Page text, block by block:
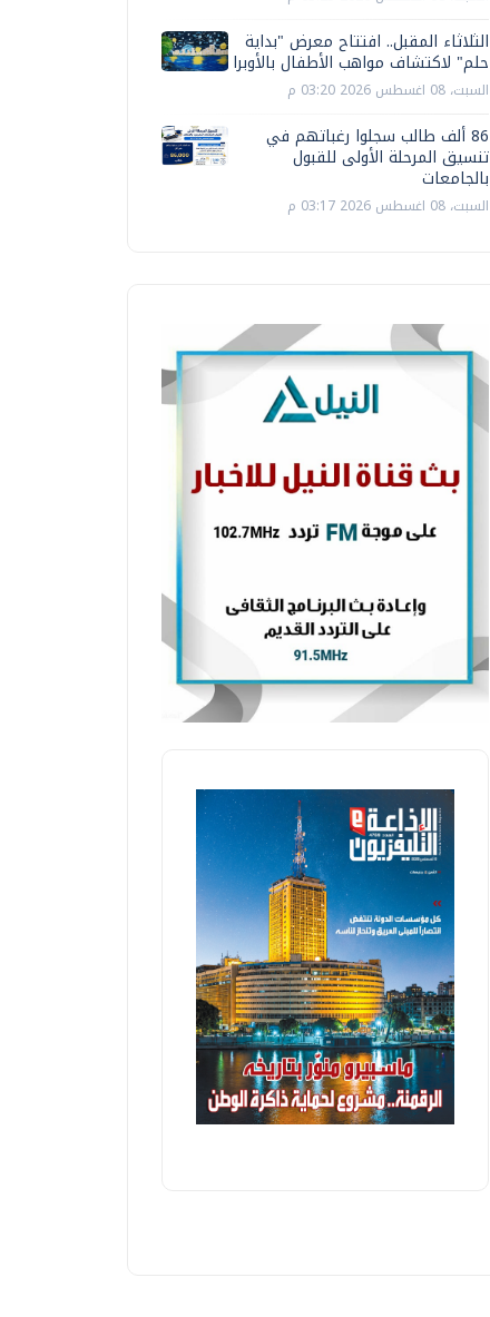
الثلاثاء المقبل.. افتتاح معرض "بداية
حلم" لاكتشاف مواهب الأطفال بالأوبرا
السبت، 08 اغسطس 2026 03:20 م
86 ألف طالب سجلوا رغباتهم في
تنسيق المرحلة الأولى للقبول
بالجامعات
السبت، 08 اغسطس 2026 03:17 م